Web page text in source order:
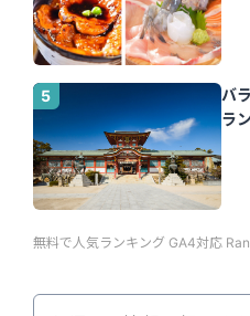
バ
ラ
無料で人気ランキング GA4対応